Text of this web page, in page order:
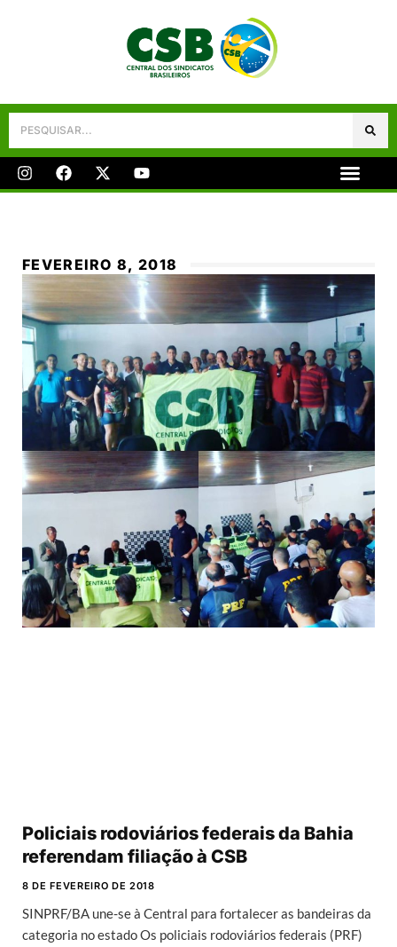
FEVEREIRO 8, 2018
Policiais rodoviários federais da Bahia
referendam filiação à CSB
8 DE FEVEREIRO DE 2018
SINPRF/BA une-se à Central para fortalecer as bandeiras da
categoria no estado Os policiais rodoviários federais (PRF)